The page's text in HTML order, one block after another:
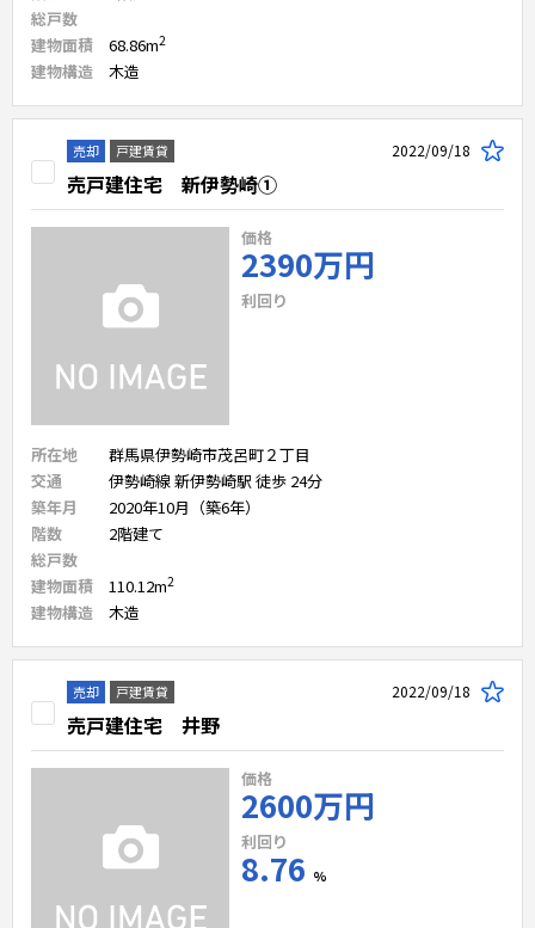
総戸数
建物面積
68.86m2
建物構造 木造
売却 戸建賃貸
売戸建住宅 新伊勢崎①
2022/09/18
価格
2390万円
利回り
所在地
群馬県伊勢崎市茂呂町２丁目
交通
伊勢崎線 新伊勢崎駅 徒歩 24分
築年月
2020年10月（築6年）
階数
2階建て
総戸数
建物面積
110.12m2
建物構造 木造
売却 戸建賃貸
売戸建住宅 井野
2022/09/18
価格
2600万円
利回り
8.76 %